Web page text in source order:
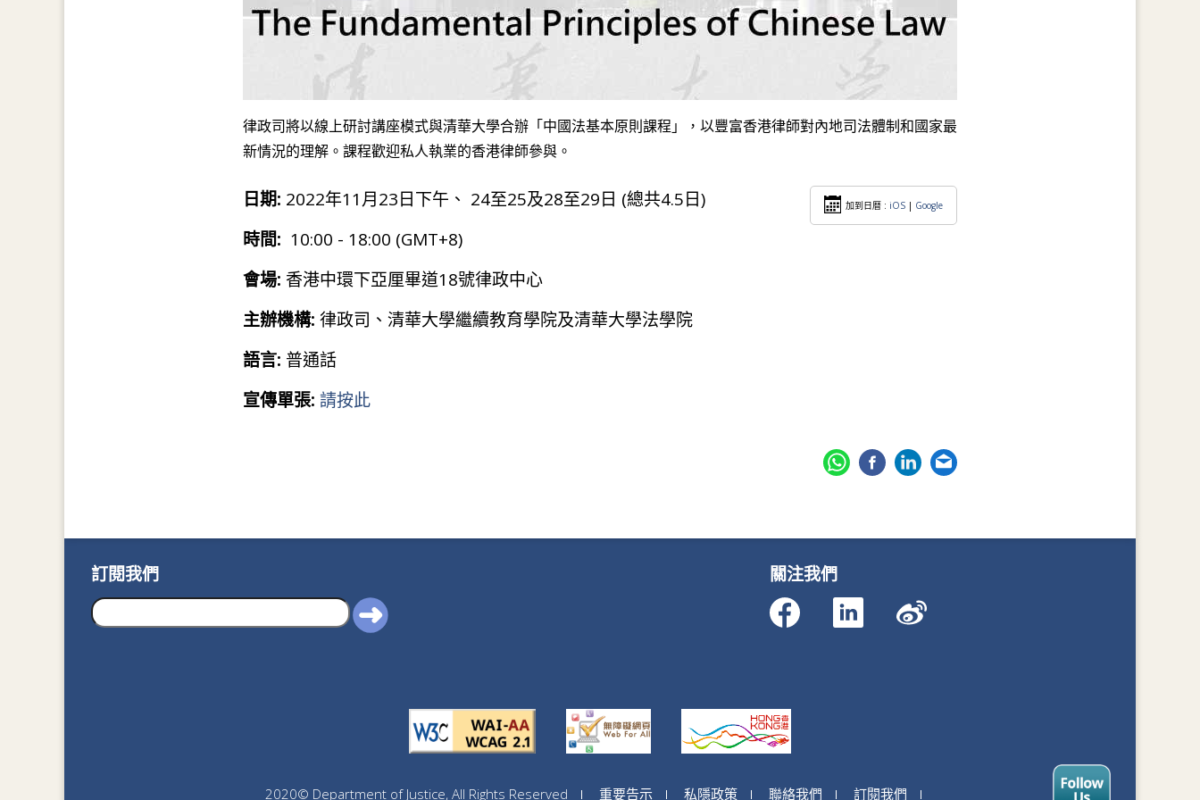
律政司將以線上研討講座模式與清華大學合辦「中國法基本原則課程」，以豐富香港律師對內地司法體制和國家最
新情況的理解。課程歡迎私人執業的香港律師參與。
日期: 2022年11月23日下午、 24至25及28至29日 (總共4.5日)
時間: 10:00 - 18:00 (GMT+8)
會場: 香港中環下亞厘畢道18號律政中心
主辦機構: 律政司、清華大學繼續教育學院及清華大學法學院
語言: 普通話
宣傳單張: 請按此
加到日暦 : iOS | Google
訂閱我們 關注我們
2020© Department of Justice, All Rights Reserved 重要告示 私隱政策 聯絡我們 訂閱我們